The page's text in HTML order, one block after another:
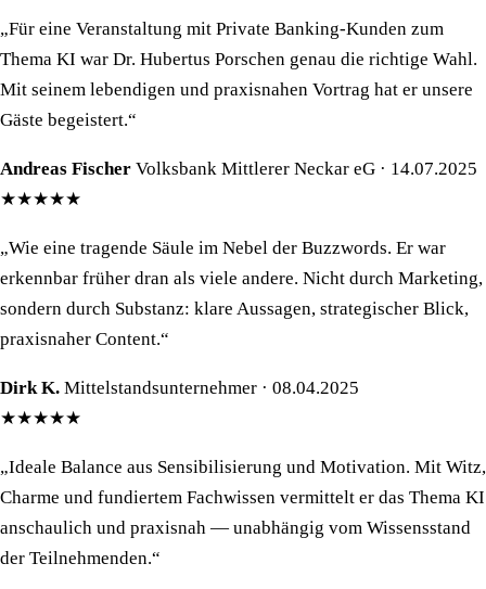
„Für eine Veranstaltung mit Private Banking-Kunden zum
Thema KI war Dr. Hubertus Porschen genau die richtige Wahl.
Mit seinem lebendigen und praxisnahen Vortrag hat er unsere
Gäste begeistert.“
Andreas Fischer Volksbank Mittlerer Neckar eG · 14.07.2025
★★★★★
„Wie eine tragende Säule im Nebel der Buzzwords. Er war
erkennbar früher dran als viele andere. Nicht durch Marketing,
sondern durch Substanz: klare Aussagen, strategischer Blick,
praxisnaher Content.“
Dirk K. Mittelstandsunternehmer · 08.04.2025
★★★★★
„Ideale Balance aus Sensibilisierung und Motivation. Mit Witz,
Charme und fundiertem Fachwissen vermittelt er das Thema KI
anschaulich und praxisnah — unabhängig vom Wissensstand
der Teilnehmenden.“